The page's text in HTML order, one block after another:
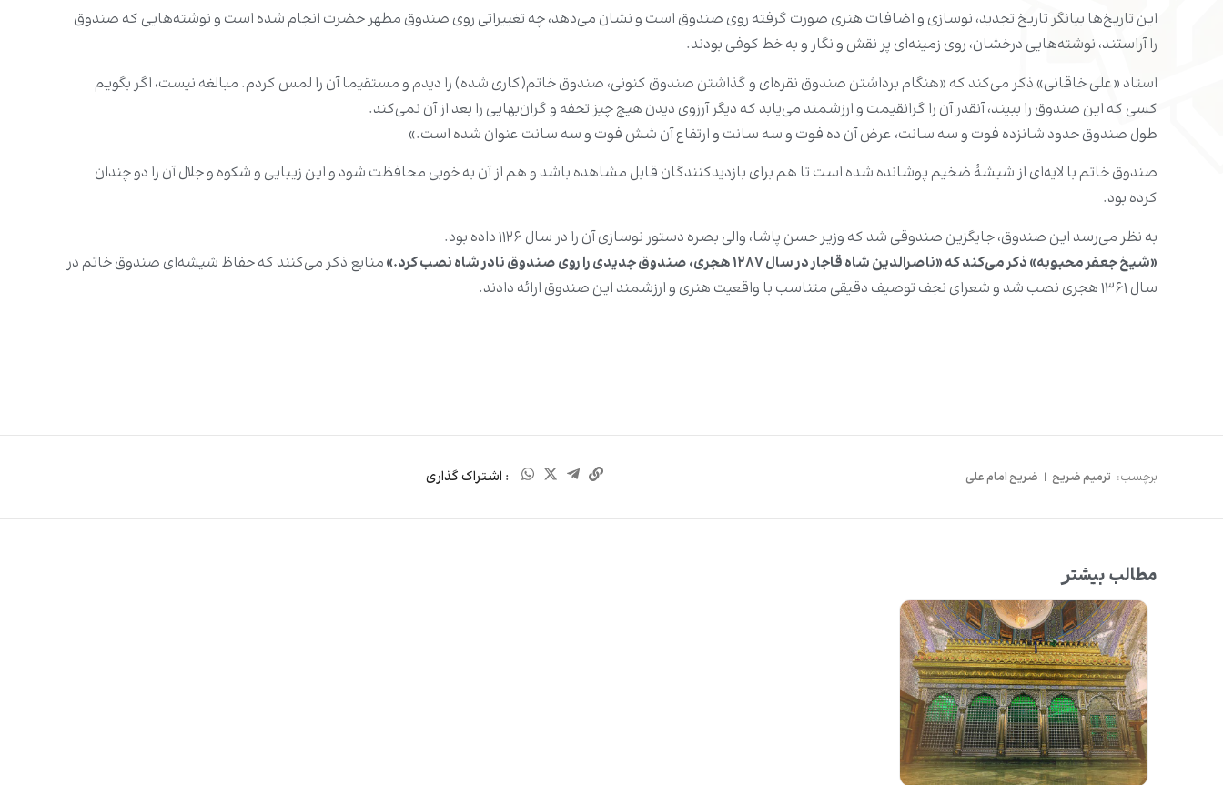
این تاریخ‌ها بیانگر تاریخ تجدید، نوسازی و اضافات هنری صورت گرفته روی صندوق است و نشان می‌دهد، چه تغییراتی روی صندوق مطهر حضرت انجام شده است و نوشته‌هایی که صندوق
را آراستند، نوشته‌هایی درخشان، روی زمینه‌ای پر نقش و نگار و به خط کوفی بودند.
استاد «علی خاقانی» ذکر می‌کند که «هنگام برداشتن صندوق نقره‌ای و گذاشتن صندوق کنونی، صندوق خاتم‌(کاری شده) را دیدم و مستقیما آن را لمس کردم. مبالغه نیست، اگر بگویم
کسی که این صندوق را ببیند، آنقدر آن را گرانقیمت و ارزشمند می‌یابد که دیگر آرزوی دیدن هیچ چیز تحفه و گران‌بهایی را بعد از آن نمی‌کند.
طول صندوق حدود شانزده فوت و سه سانت، عرض آن ده فوت و سه سانت و ارتفاع آن شش فوت و سه سانت عنوان شده است.»
صندوق خاتم با لایه‌ای از شیشۀ ضخیم پوشانده شده است تا هم برای بازدیدکنندگان قابل مشاهده باشد و هم از آن به خوبی محافظت شود و این زیبایی و شکوه و جلال آن را دو چندان
کرده بود.
به نظر می‌رسد این صندوق، جایگزین صندوقی شد که وزیر حسن پاشا، والی بصره دستور نوسازی آن را در سال ۱۱۲۶ داده بود.
«شیخ جعفر محبوبه» ذکر می‌کند که «ناصرالدین شاه قاجار در سال۱۲۸۷ هجری، صندوق جدیدی را روی صندوق نادر شاه نصب کرد .»منابع ذکر می‌کنند که حفاظ شیشه‌ای صندوق خاتم در
سال ۱۳۶۱ هجری نصب شد و شعرای نجف توصیف دقیقی متناسب با واقعیت هنری و ارزشمند این صندوق ارائه دادند.
برچسب: ترمیم ضریح | ضریح امام علی : اشتراک گذاری
مطالب بیشتر